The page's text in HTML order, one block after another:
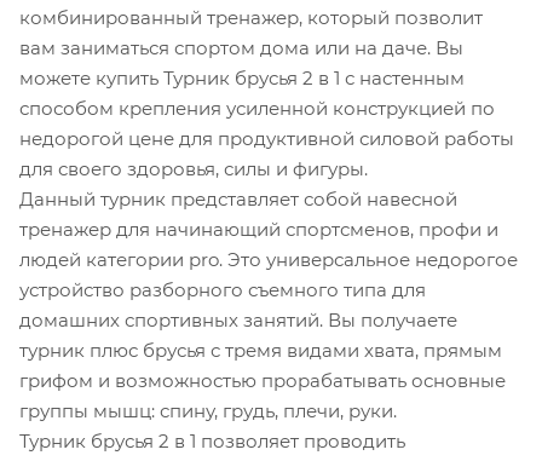
комбинированный тренажер, который позволит
вам заниматься спортом дома или на даче. Вы
можете купить Турник брусья 2 в 1 с настенным
способом крепления усиленной конструкцией по
недорогой цене для продуктивной силовой работы
для своего здоровья, силы и фигуры.
Данный турник представляет собой навесной
тренажер для начинающий спортсменов, профи и
людей категории pro. Это универсальное недорогое
устройство разборного съемного типа для
домашних спортивных занятий. Вы получаете
турник плюс брусья с тремя видами хвата, прямым
грифом и возможностью прорабатывать основные
группы мышц: спину, грудь, плечи, руки.
Турник брусья 2 в 1 позволяет проводить